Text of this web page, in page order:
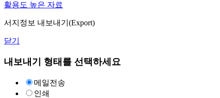
활용도 높은 자료
서지정보 내보내기(Export)
닫기
내보내기 형태를 선택하세요
메일전송
인쇄